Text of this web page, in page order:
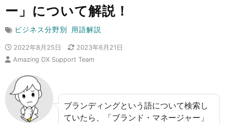
ー」について解説！
ビジネス分野別 用語解説
2022年8月25日
2023年6月21日
Amazing DX Support Team
ブランディングという語について検索し
ていたら、「ブランド・マネージャー」